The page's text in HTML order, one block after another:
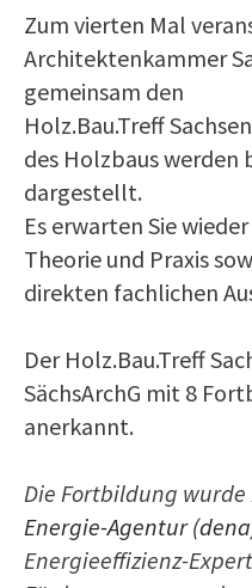
Zum vierten Mal
Architektenkammer
gemeinsam den
Holz.Bau.Treff
des Holzbaus werden
dargestellt.
Es erwarten Sie
Theorie und Praxis
direkten fachlichen
Der Holz.Bau.Treff
SächsArchG mit 8
anerkannt.
Die Fortbildung wurde
Energie-Agentur
Energieeffizienz-